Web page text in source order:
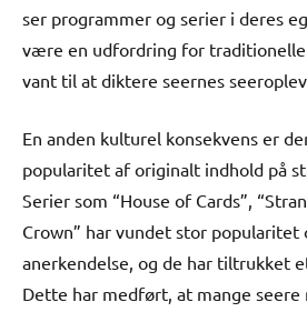
ser programmer og serier i deres
være en udfordring for
vant til at diktere seernes
En anden kulturel konsekvens er
popularitet af originalt indhold på
Serier som “House of Cards”,
Crown” har vundet stor popularitet
anerkendelse, og de har tiltrukket
Dette har medført, at mange